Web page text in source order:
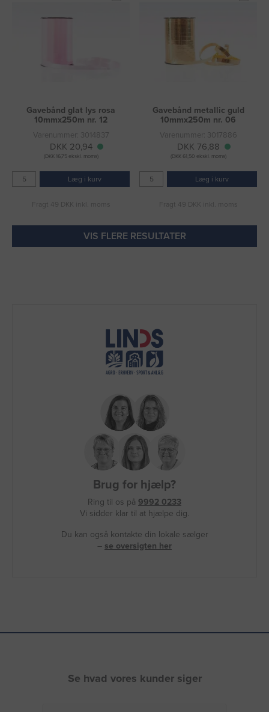
Gavebånd glat lys rosa
10mmx250m nr. 12
Varenummer: 3014837
DKK 20,94
(DKK 16,75 ekskl. moms)
Læg i kurv
Fragt 49 DKK inkl. moms
Gavebånd metallic guld
10mmx250m nr. 06
Varenummer: 3017886
DKK 76,88
(DKK 61,50 ekskl. moms)
Læg i kurv
Fragt 49 DKK inkl. moms
VIS FLERE RESULTATER
Brug for hjælp?
Ring til os på 9992 0233
Vi sidder klar til at hjælpe dig.
Du kan også kontakte din lokale sælger
– se oversigten her
Se hvad vores kunder siger